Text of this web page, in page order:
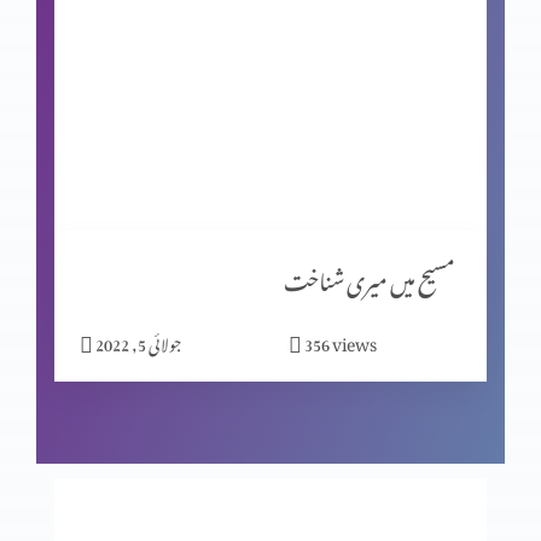
خدا کی بیوقوفی دنیا کی حکمت سے زیادہ (حصہ 2)
خدا کی بیوقوفی دنیا کی حکمت سے زیادہ (حصہ 1)
مسیح میں میری شناخت
جولائی 5, 2022 356views